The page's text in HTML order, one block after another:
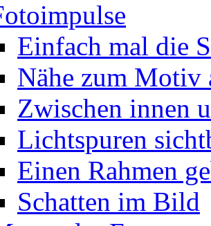
Einfach mal die
Nähe zum Motiv
Zwischen innen
Lichtspuren
Einen Rahmen
Schatten im Bild